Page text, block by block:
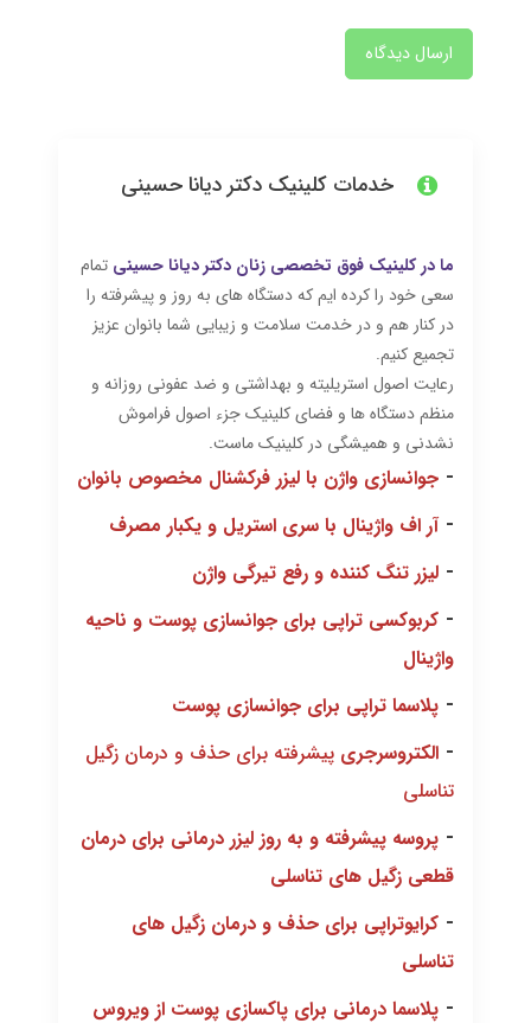
ارسال دیدگاه
خدمات کلینیک دکتر دیانا حسینی
ما در کلینیک فوق تخصصی زنان دکتر دیانا حسینی تمام
سعی خود را کرده ایم که دستگاه های به روز و پیشرفته را
در کنار هم و در خدمت سلامت و زیبایی شما بانوان عزیز
تجمیع کنیم.
رعایت اصول استریلیته و بهداشتی و ضد عفونی روزانه و
منظم دستگاه ها و فضای کلینیک جزء اصول فراموش
نشدنی و همیشگی در کلینیک ماست.
- جوانسازی واژن با لیزر فرکشنال مخصوص بانوان
-آر اف واژینال با سری استریل و یکبار مصرف
- لیزر تنگ کننده و رفع تیرگی واژن
- کربوکسی تراپی برای جوانسازی پوست و ناحیه
واژینال
- پلاسما تراپی برای جوانسازی پوست
- الکتروسرجری پیشرفته برای حذف و درمان زگیل
تناسلی
- پروسه پیشرفته و به روز لیزر درمانی برای درمان
قطعی زگیل های تناسلی
- کرایوتراپی برای حذف و درمان زگیل های
تناسلی
- پلاسما درمانی برای پاکسازی پوست از ویروس